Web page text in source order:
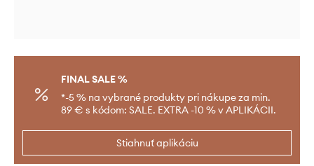
FINAL SALE %
*-5 % na vybrané produkty pri nákupe za min.
89 € s kódom: SALE. EXTRA -10 % v APLIKÁCII.
Stiahnuť aplikáciu